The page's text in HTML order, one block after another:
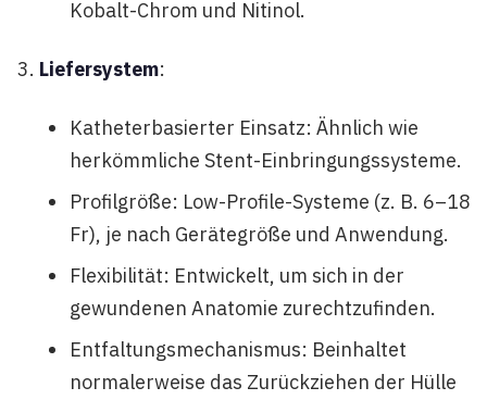
Kobalt-Chrom und Nitinol.
Liefersystem:
Katheterbasierter Einsatz: Ähnlich wie
herkömmliche Stent-Einbringungssysteme.
Profilgröße: Low-Profile-Systeme (z. B. 6–18
Fr), je nach Gerätegröße und Anwendung.
Flexibilität: Entwickelt, um sich in der
gewundenen Anatomie zurechtzufinden.
Entfaltungsmechanismus: Beinhaltet
normalerweise das Zurückziehen der Hülle